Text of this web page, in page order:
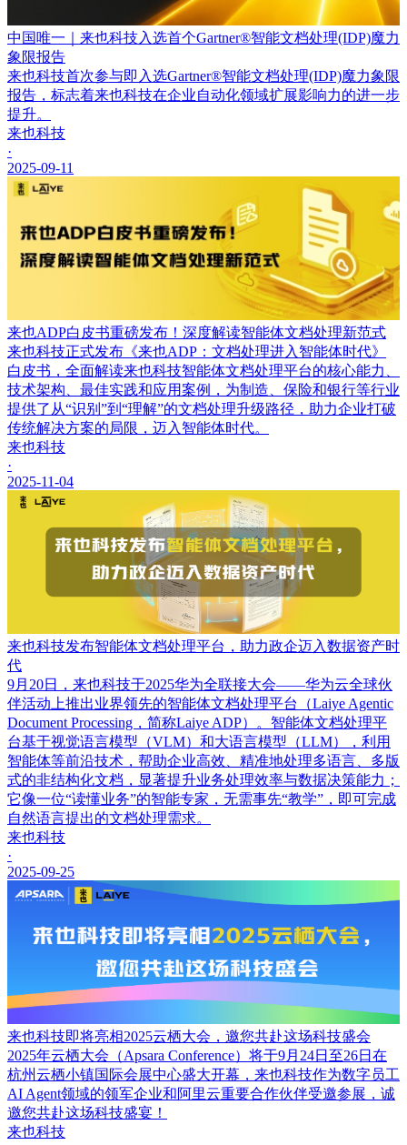
中国唯一｜来也科技入选首个Gartner®智能文档处理(IDP)魔力
象限报告
来也科技首次参与即入选Gartner®智能文档处理(IDP)魔力象限
报告，标志着来也科技在企业自动化领域扩展影响力的进一步
提升。
来也科技
·
2025-09-11
来也ADP白皮书重磅发布！深度解读智能体文档处理新范式
来也科技正式发布《来也ADP：文档处理进入智能体时代》
白皮书，全面解读来也科技智能体文档处理平台的核心能力、
技术架构、最佳实践和应用案例，为制造、保险和银行等行业
提供了从“识别”到“理解”的文档处理升级路径，助力企业打破
传统解决方案的局限，迈入智能体时代。
来也科技
·
2025-11-04
来也科技发布智能体文档处理平台，助力政企迈入数据资产时
代
9月20日，来也科技于2025华为全联接大会——华为云全球伙
伴活动上推出业界领先的智能体文档处理平台（Laiye Agentic
Document Processing，简称Laiye ADP）。智能体文档处理平
台基于视觉语言模型（VLM）和大语言模型（LLM），利用
智能体等前沿技术，帮助企业高效、精准地处理多语言、多版
式的非结构化文档，显著提升业务处理效率与数据决策能力；
它像一位“读懂业务”的智能专家，无需事先“教学”，即可完成
自然语言提出的文档处理需求。
来也科技
·
2025-09-25
来也科技即将亮相2025云栖大会，邀您共赴这场科技盛会
2025年云栖大会（Apsara Conference）将于9月24日至26日在
杭州云栖小镇国际会展中心盛大开幕，来也科技作为数字员工
AI Agent领域的领军企业和阿里云重要合作伙伴受邀参展，诚
邀您共赴这场科技盛宴！
来也科技